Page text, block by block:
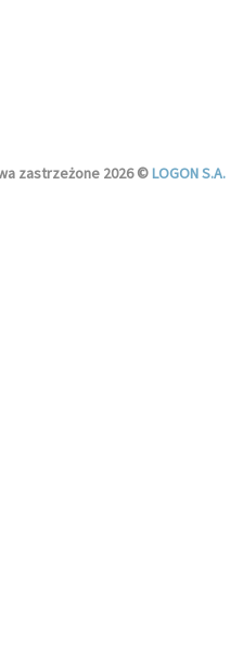
zastrzeżone 2026 ©LOGON S.A.